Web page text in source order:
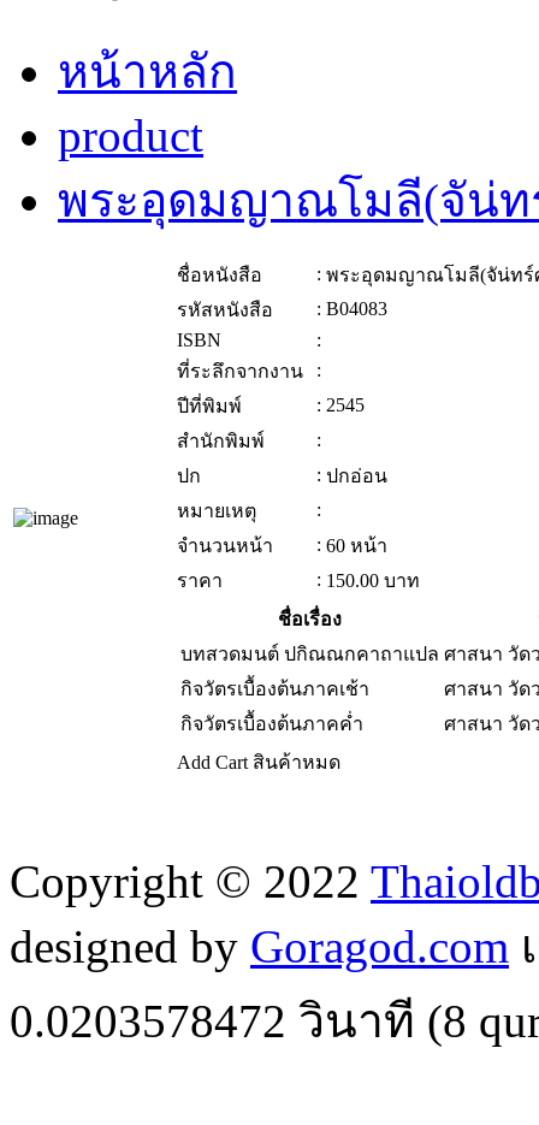
หน้าหลัก
product
พระอุดมญาณโมลี(จัน่ท
ชื่อหนังสือ : พระอุดมญาณโมลี(จัน่ทร์
รหัสหนังสือ
: B04083
ISBN
:
ที่ระลึกจากงาน
:
ปีที่พิมพ์
: 2545
สำนักพิมพ์
:
ปก
: ปกอ่อน
หมายเหตุ
:
จำนวนหน้า
: 60 หน้า
ราคา
: 150.00 บาท
ชื่อเรื่อง
บทสวดมนต์ ปกิณณกคาถาแปล ศาสนา วัด
กิจวัตรเบื้องต้นภาคเช้า
ศาสนา วัด
กิจวัตรเบื้องต้นภาคค่ำ
ศาสนา วัด
Add Cart สินค้าหมด
Copyright © 2022
designed by Goragod.com
0.0203578472 วินาที (8